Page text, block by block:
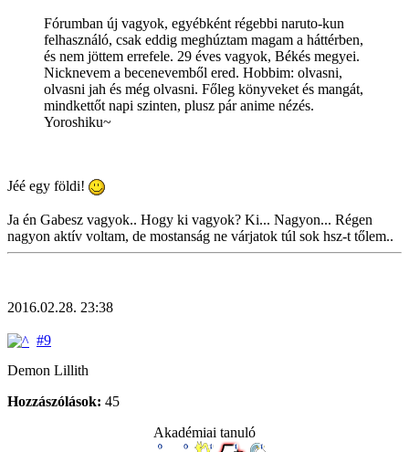
Fórumban új vagyok, egyébként régebbi naruto-kun
felhasználó, csak eddig meghúztam magam a háttérben,
és nem jöttem errefele. 29 éves vagyok, Békés megyei.
Nicknevem a becenevemből ered. Hobbim: olvasni,
olvasni jah és még olvasni. Főleg könyveket és mangát,
mindkettőt napi szinten, plusz pár anime nézés.
Yoroshiku~
Jéé egy földi!
Ja én Gabesz vagyok.. Hogy ki vagyok? Ki... Nagyon... Régen
nagyon aktív voltam, de mostanság ne várjatok túl sok hsz-t tőlem..
2016.02.28. 23:38
#9
Demon Lillith
Hozzászólások: 45
Akadémiai tanuló